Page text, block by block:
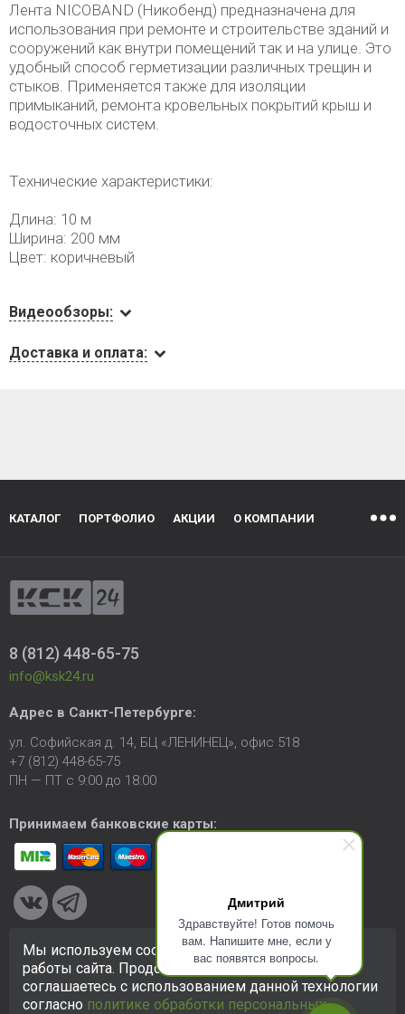
Дмитрий
Здравствуйте! Готов помочь
вам. Напишите мне, если у
вас появятся вопросы.
Лента NICOBAND (Никобенд) предназначена для
использования при ремонте и строительстве зданий и
сооружений как внутри помещений так и на улице. Это
удобный способ герметизации различных трещин и
стыков. Применяется также для изоляции
примыканий, ремонта кровельных покрытий крыш и
водосточных систем.
Технические характеристики:
Длина: 10 м
Ширина: 200 мм
Цвет: коричневый
Видеообзоры:
Доставка и оплата:
КАТАЛОГ ПОРТФОЛИО АКЦИИ О КОМПАНИИ
8 (812) 448-65-75
info@ksk24.ru
Адрес в Санкт-Петербурге:
ул. Софийская д. 14, БЦ «ЛЕНИНЕЦ», офис 518
+7 (812) 448-65-75
ПН — ПТ с 9:00 до 18:00
Принимаем банковские карты:
© 2005-2026 ООО «КСК». Сайт https://ksk24.ruсоздан
исключительно в информационных целях и любая информация
на сайте не является публичной офертой.Политика в
отношении персональных данных
Мы используем cookie-файлы для улучшения
работы сайта. Продолжая использовать сайт, вы
соглашаетесь с использованием данной технологии
согласно политике обработки персональных